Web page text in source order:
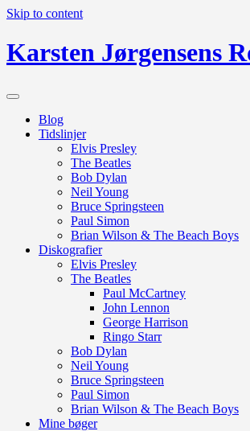
Skip to content
Karsten Jørgensens
Blog
Tidslinjer
Elvis Presley
The Beatles
Bob Dylan
Neil Young
Bruce Springsteen
Paul Simon
Brian Wilson & The Beach Boys
Diskografier
Elvis Presley
The Beatles
Paul McCartney
John Lennon
George Harrison
Ringo Starr
Bob Dylan
Neil Young
Bruce Springsteen
Paul Simon
Brian Wilson & The Beach Boys
Mine bøger